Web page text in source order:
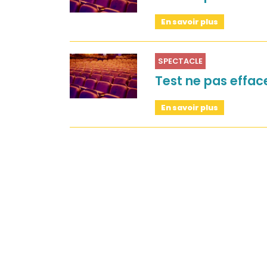
Sur le terrain
(Portraits, actions, collaborations)
Sur l’étagère
(Documents, études, publications)
En savoir plus
SPECTACLE
Test ne pas
En savoir plus